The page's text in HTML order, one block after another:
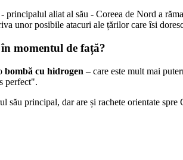
aliat al său - Coreea de Nord a
unor posibile atacuri ale țărilor care îsi
momentul de față?
bombă cu hidrogen – care este mult mai
perfect".
său principal, dar are și rachete orientate